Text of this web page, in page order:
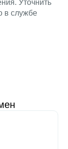
Уточнить
в службе